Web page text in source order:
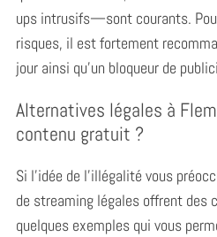
ups intrusifs⁠—sont courants.
risques, il est fortement
jour ainsi qu’un bloqueur de
Alternatives légales à
contenu gratuit ?
Si l’idée de l’illégalité vous
de streaming légales offrent des
quelques exemples qui vous